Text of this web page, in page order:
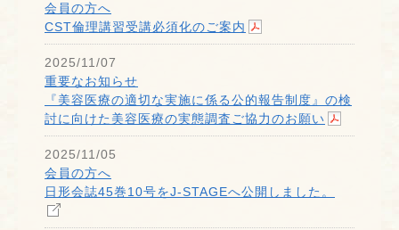
会員の方へ
CST倫理講習受講必須化のご案内
2025/11/07
重要なお知らせ
『美容医療の適切な実施に係る公的報告制度』の検
討に向けた美容医療の実態調査ご協力のお願い
2025/11/05
会員の方へ
日形会誌45巻10号をJ-STAGEへ公開しました。